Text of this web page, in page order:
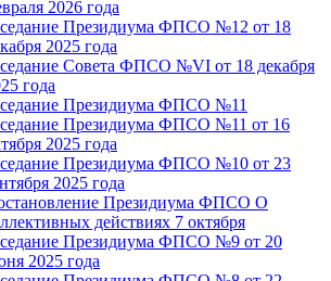
2026 года
Президиума ФПСО №12 от 18
2025 года
Совета ФПСО №VI от 18 декабря
года
Президиума ФПСО №11
Президиума ФПСО №11 от 16
2025 года
Президиума ФПСО №10 от 23
2025 года
Президиума ФПСО О
действиях 7 октября
Президиума ФПСО №9 от 20
2025 года